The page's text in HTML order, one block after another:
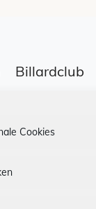
Cookies
Billardclub
App-AGBs